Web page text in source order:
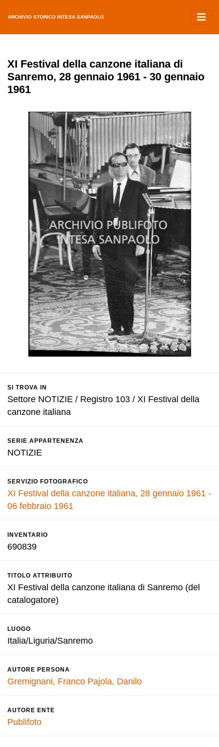
ARCHIVIO STORICO INTESA SANPAOLO
XI Festival della canzone italiana di
Sanremo, 28 gennaio 1961 - 30 gennaio
1961
SI TROVA IN
Settore NOTIZIE / Registro 103 / XI Festival della
canzone italiana
SERIE APPARTENENZA
NOTIZIE
SERVIZIO FOTOGRAFICO
XI Festival della canzone italiana, 28 gennaio 1961 -
06 febbraio 1961
INVENTARIO
690839
TITOLO ATTRIBUITO
XI Festival della canzone italiana di Sanremo (del
catalogatore)
LUOGO
Italia/Liguria/Sanremo
AUTORE PERSONA
Gremignani, Franco Pajola, Danilo
AUTORE ENTE
Publifoto